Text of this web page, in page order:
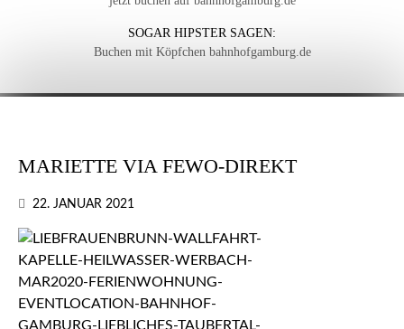
SOGAR HIPSTER SAGEN:
Buchen mit Köpfchen bahnhofgamburg.de
MARIETTE VIA FEWO-DIREKT
22. JANUAR 2021